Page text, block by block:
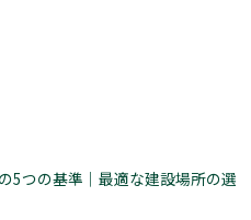
5つの基準｜最適な建設場所の選